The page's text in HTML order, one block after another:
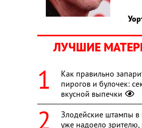
ЛУЧШИЕ
Как правильно
пирогов и булочек:
вкусной выпечки
Злодейские штампы в
уже надоело